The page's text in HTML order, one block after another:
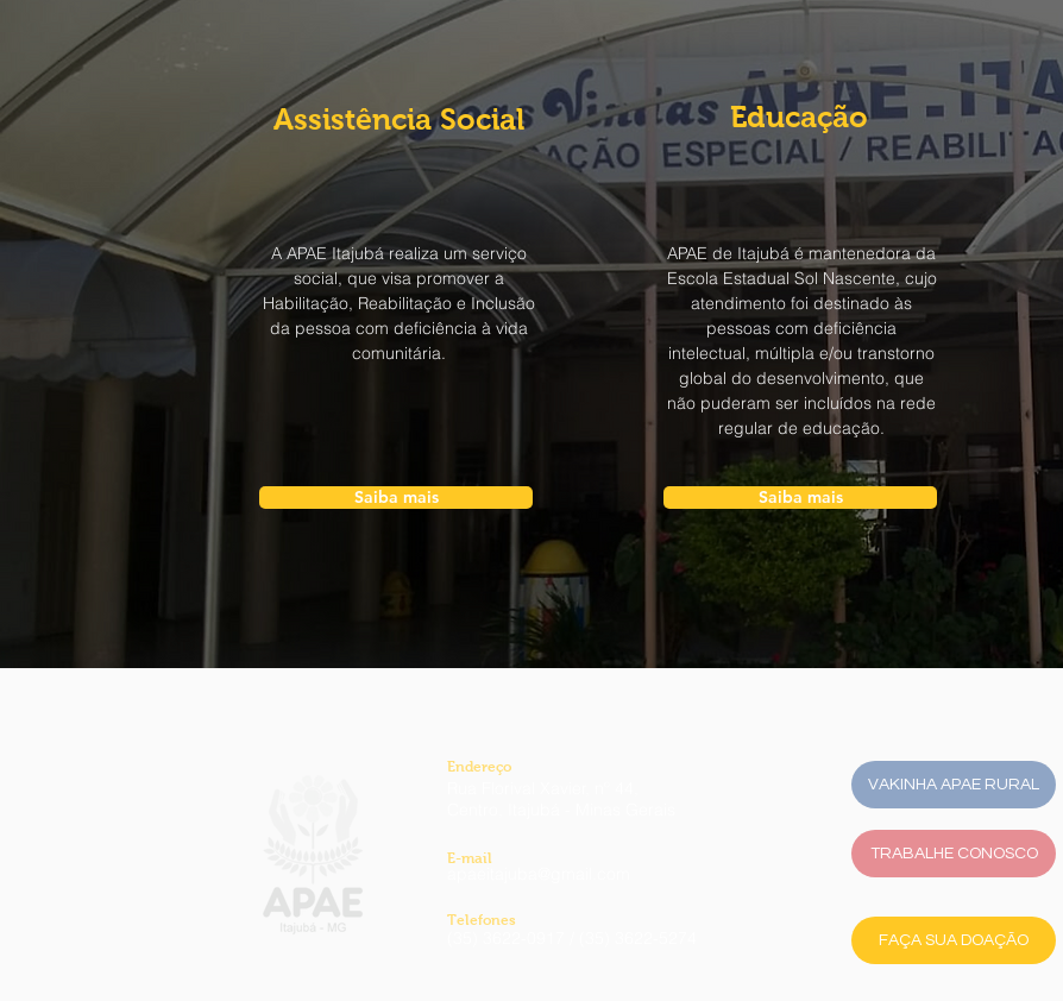
Assistência Social
A APAE Itajubá realiza um serviço
social, que visa promover a
Habilitação, Reabilitação e Inclusão
da pessoa com deficiência à vida
comunitária.
Saiba mais
Educação
APAE de Itajubá é mantenedora da
Escola Estadual Sol Nascente, cujo
atendimento foi destinado às
pessoas com deficiência
intelectual, múltipla e/ou transtorno
global do desenvolvimento, que
não puderam ser incluídos na rede
regular de educação.
Saiba mais
Endereço
E-mail
Telefones
VAKINHA APAE RURAL
TRABALHE CONOSCO
FAÇA SUA DOAÇÃO